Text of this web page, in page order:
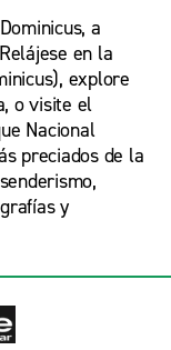
a
en la
explore
o visite el
Nacional
preciados de la
y